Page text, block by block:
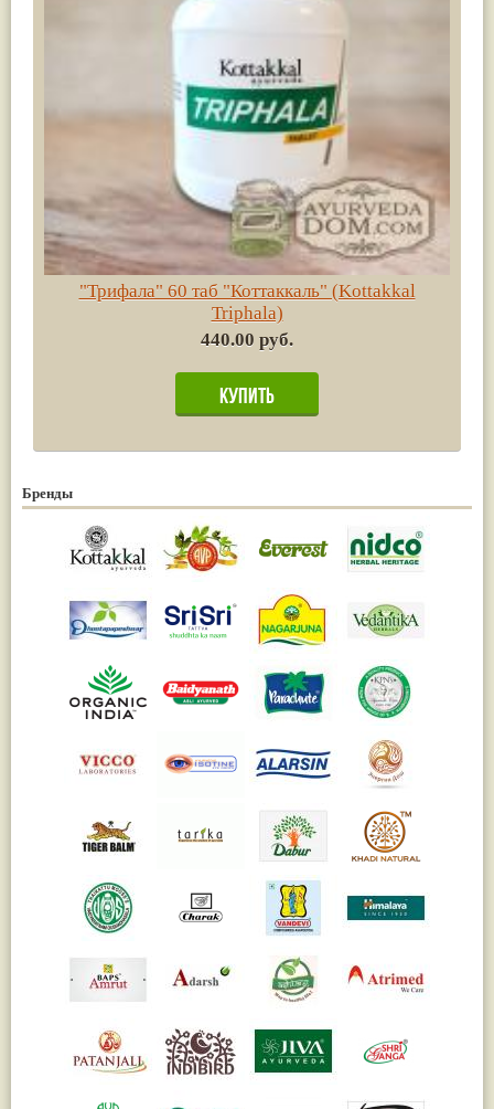
"Трифала" 60 таб "Коттаккаль" (Kottakkal
Triphala)
440.00 руб.
Бренды